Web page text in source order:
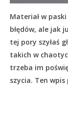
Materiał w
błędów, ale jak
tej pory szyłaś
takich w
trzeba im
szycia. Ten